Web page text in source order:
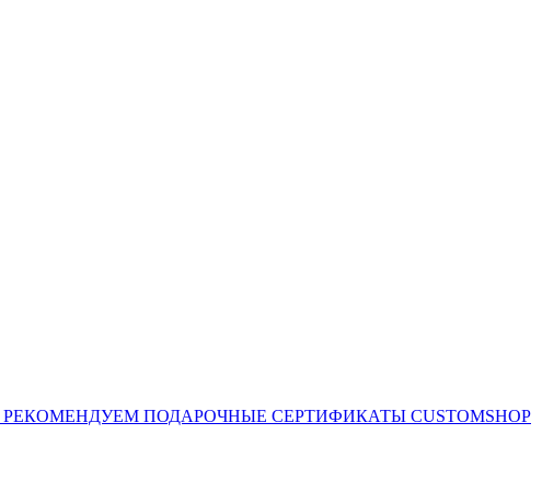
РЕКОМЕНДУЕМ ПОДАРОЧНЫЕ СЕРТИФИКАТЫ CUSTOMSHOP